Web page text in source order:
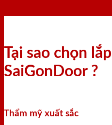
Tại sao chọn
SaiGonDoor ?
Thẩm mỹ xuất sắc